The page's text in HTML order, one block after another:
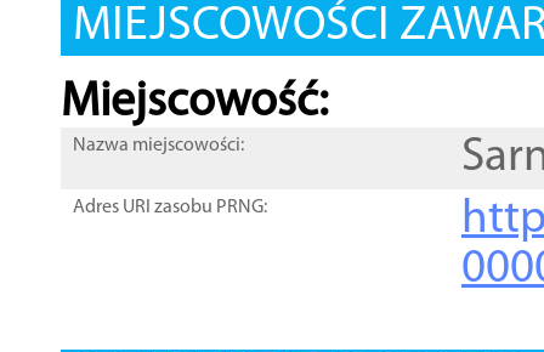
MIEJSCOWOŚCI
Miejscowość:
Nazwa miejscowości:
Adres URI zasobu PRNG: